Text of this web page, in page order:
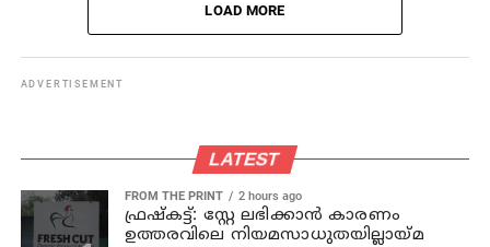
LOAD MORE
ADVERTISEMENT
LATEST
FROM THE PRINT 2 hours ago
ഫ്രഷ്‌കട്ട്: സ്റ്റേ ലഭിക്കാന്‍ കാരണം
ഉത്തരവിലെ നിയമസാധുതയില്ലായ്മ